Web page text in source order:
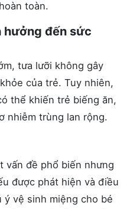
toàn.
hưởng đến sức
tưa lưỡi không gây
của trẻ. Tuy nhiên,
thể khiến trẻ biếng ăn,
nhiễm trùng lan rộng.
vấn đề phổ biến nhưng
được phát hiện và điều
ý vệ sinh miệng cho bé